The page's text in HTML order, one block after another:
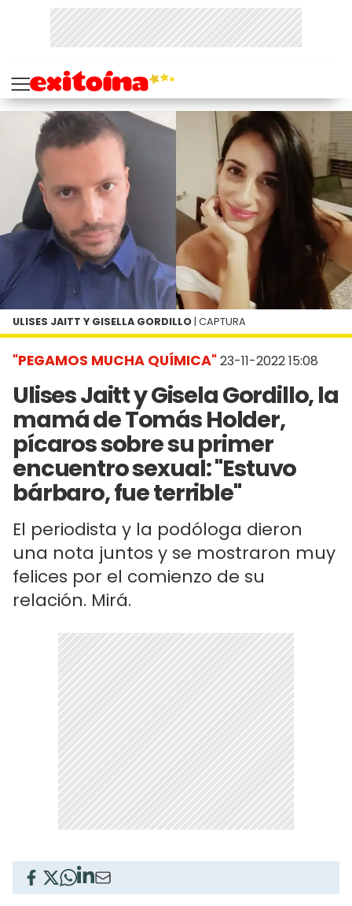
"PEGAMOS MUCHA QUÍMICA"23-11-2022 15:08
Ulises Jaitt y Gisela Gordillo, la
mamá de Tomás Holder,
pícaros sobre su primer
encuentro sexual: "Estuvo
bárbaro, fue terrible"
El periodista y la podóloga dieron
una nota juntos y se mostraron muy
felices por el comienzo de su
relación. Mirá.
ULISES JAITT Y GISELLA GORDILLO | CAPTURA